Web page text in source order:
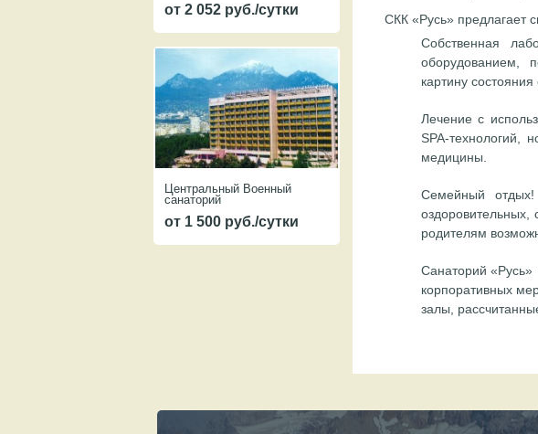
от 2 052 руб./сутки
Центральный Военный
санаторий
от 1 500 руб./сутки
СКК «Русь» предлагает
Собственная
оборудованием,
картину
Лечение с
SPA-технологий,
медицины.
Семейный
оздоровительных,
родителям
Санаторий «Русь»
корпоративных
залы,